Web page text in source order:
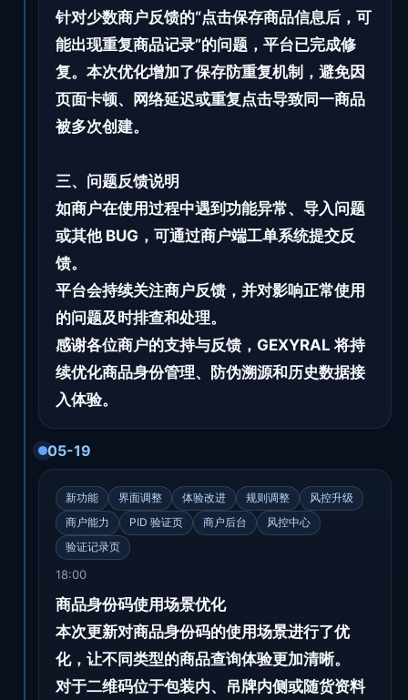
针对少数商户反馈的“点击保存商品信息后，可
能出现重复商品记录”的问题，平台已完成修
复。本次优化增加了保存防重复机制，避免因
页面卡顿、网络延迟或重复点击导致同一商品
被多次创建。
三、问题反馈说明
如商户在使用过程中遇到功能异常、导入问题
或其他 BUG，可通过商户端工单系统提交反
馈。
平台会持续关注商户反馈，并对影响正常使用
的问题及时排查和处理。
感谢各位商户的支持与反馈，GEXYRAL 将持
续优化商品身份管理、防伪溯源和历史数据接
入体验。
05-19
新功能 界面调整 体验改进 规则调整
风控升级
商户能力
PID 验证页 商户后台
风控中心
验证记录页
18:00
商品身份码使用场景优化
本次更新对商品身份码的使用场景进行了优
化，让不同类型的商品查询体验更加清晰。
对于二维码位于包装内、吊牌内侧或随货资料